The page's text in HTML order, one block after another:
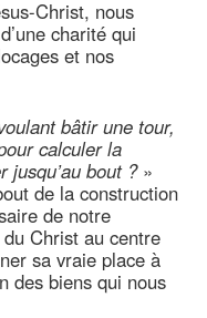
Christ, nous
charité qui
et nos
bâtir une tour,
calculer la
jusqu’au bout ?»
de la construction
de notre
du Christ au centre
sa vraie place à
des biens qui nous